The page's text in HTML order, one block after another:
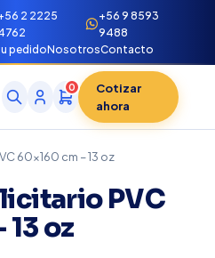
2 2225
+56 9 8593
9488
pedidoNosotrosContacto
0
Cotizar
ahora
60×160 cm – 13 oz
PVC
oz